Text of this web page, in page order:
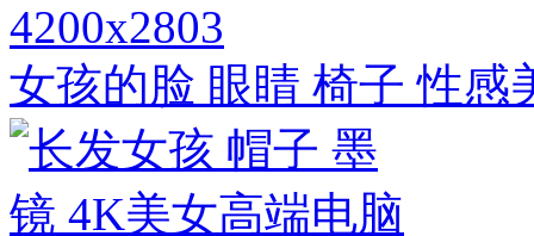
4200x2803
女孩的脸 眼睛 椅子 性感